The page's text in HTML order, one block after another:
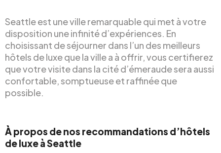
Seattle est une ville remarquable qui met à votre
disposition une infinité d’expériences. En
choisissant de séjourner dans l’un des meilleurs
hôtels de luxe que la ville a à offrir, vous certifierez
que votre visite dans la cité d’émeraude sera aussi
confortable, somptueuse et raffinée que
possible.
À propos de nos recommandations d’hôtels
de luxe à Seattle